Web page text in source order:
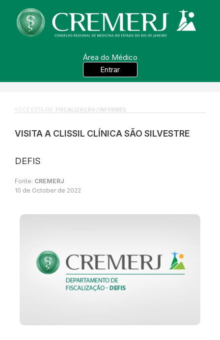
Área do Médico
Entrar
VOCÊ ESTÁ EM: FISCALIZAÇÃO / INFORMES
VISITA A CLISSIL CLÍNICA SÃO SILVESTRE
DEFIS
Fonte: CREMERJ
10 de October de 2022